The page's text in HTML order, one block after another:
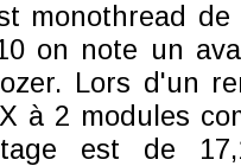
monothread de
on note un
Lors d'un
à 2 modules
est de